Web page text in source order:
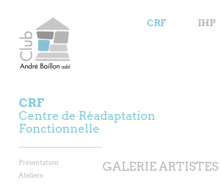
CRF IHP
CRF
Centre de Réadaptation
Fonctionnelle
Présentation
Ateliers
GALERIE ARTISTES